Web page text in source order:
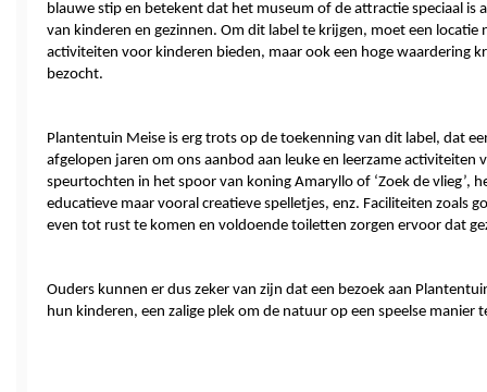
blauwe stip en betekent dat het museum of de attractie speciaal is
van kinderen en gezinnen. Om dit label te krijgen, moet een locatie
activiteiten voor kinderen bieden, maar ook een hoge waardering
bezocht.
Plantentuin Meise is erg trots op de toekenning van dit label, dat
afgelopen jaren om ons aanbod aan leuke en leerzame activiteiten
speurtochten in het spoor van koning Amaryllo of ‘Zoek de vlieg’,
educatieve maar vooral creatieve spelletjes, enz. Faciliteiten zoals
even tot rust te komen en voldoende toiletten zorgen ervoor dat
Ouders kunnen er dus zeker van zijn dat een bezoek aan
hun kinderen, een zalige plek om de natuur op een speelse manier